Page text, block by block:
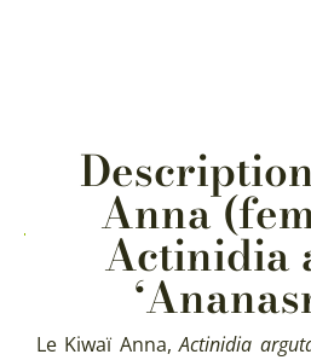
Anna
Actinidia
Le Kiwaï Anna,Actinidia